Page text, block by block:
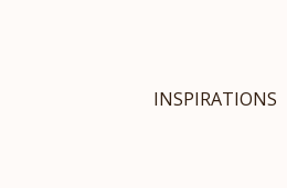
INSPIRATIONS